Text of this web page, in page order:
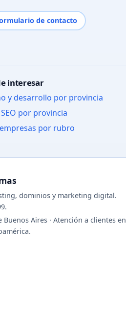
de contacto
interesar
y desarrollo por provincia
por provincia
por rubro
dominios y marketing digital.
Aires · Atención a clientes en